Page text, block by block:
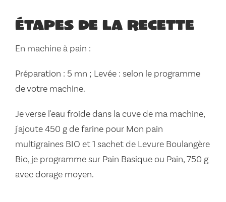
Étapes de la recette
En machine à pain :
Préparation : 5 mn ; Levée : selon le programme
de votre machine.
Je verse l'eau froide dans la cuve de ma machine,
j'ajoute 450 g de farine pour Mon pain
multigraines BIO et 1 sachet de Levure Boulangère
Bio, je programme sur Pain Basique ou Pain, 750 g
avec dorage moyen.